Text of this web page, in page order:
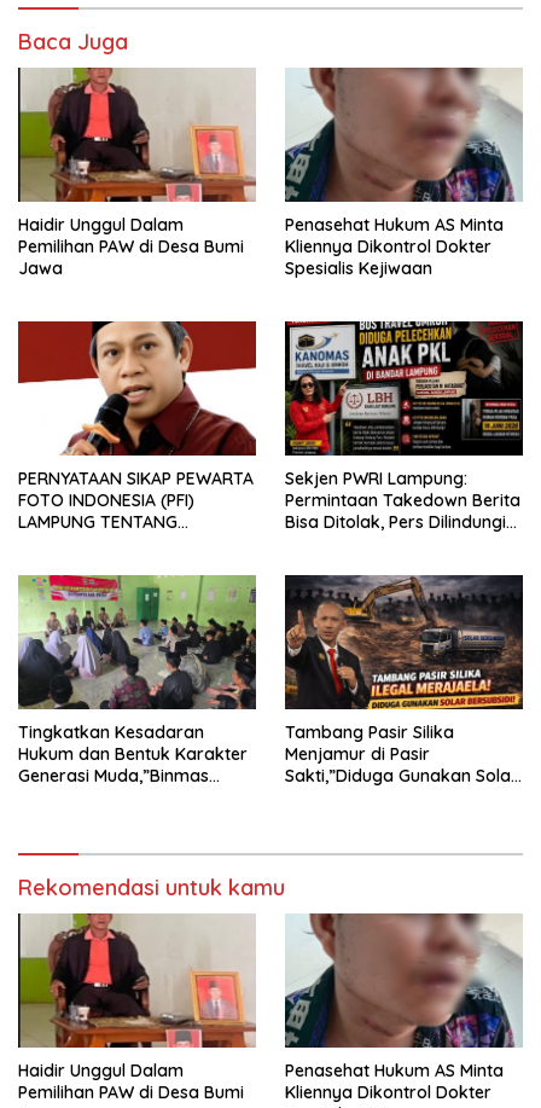
Baca Juga
Haidir Unggul Dalam
Pemilihan PAW di Desa Bumi
Jawa
Penasehat Hukum AS Minta
Kliennya Dikontrol Dokter
Spesialis Kejiwaan
PERNYATAAN SIKAP PEWARTA
FOTO INDONESIA (PFI)
LAMPUNG TENTANG
TERHADAP JURNALIS DI
PENGADILAN NEGERI
TANJUNG KARANG.
Sekjen PWRI Lampung:
Permintaan Takedown Berita
Bisa Ditolak, Pers Dilindungi
Tingkatkan Kesadaran
Hukum dan Bentuk Karakter
Generasi Muda,”Binmas
Tambang Pasir Silika
Menjamur di Pasir
Sakti,”Diduga Gunakan Solar
Rekomendasi untuk kamu
Haidir Unggul Dalam
Pemilihan PAW di Desa Bumi
Penasehat Hukum AS Minta
Kliennya Dikontrol Dokter